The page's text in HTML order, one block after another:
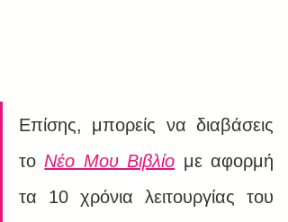
Επίσης, μπορείς να διαβάσεις
το Νέο Μου Βιβλίο με αφορμή
τα 10 χρόνια λειτουργίας του